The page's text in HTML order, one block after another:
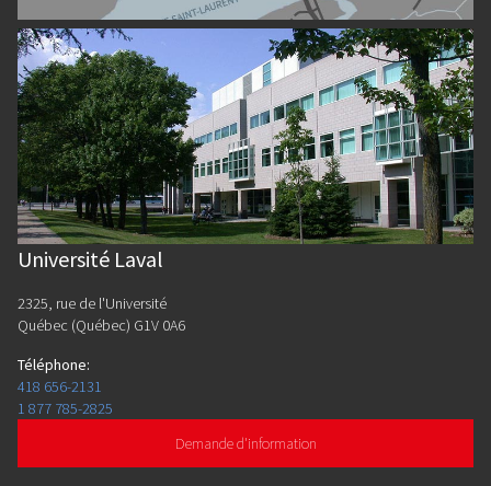
Université Laval
2325, rue de l'Université
Québec (Québec) G1V 0A6
Téléphone:
418 656-2131
1 877 785-2825
Demande d'information